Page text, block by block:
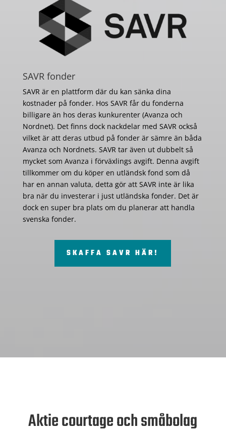
SAVR fonder
SAVR är en plattform där du kan sänka dina
kostnader på fonder. Hos SAVR får du fonderna
billigare än hos deras kunkurenter (Avanza och
Nordnet). Det finns dock nackdelar med SAVR också
vilket är att deras utbud på fonder är sämre än båda
Avanza och Nordnets. SAVR tar även ut dubbelt så
mycket som Avanza i förväxlings avgift. Denna avgift
tillkommer om du köper en utländsk fond som då
har en annan valuta, detta gör att SAVR inte är lika
bra när du investerar i just utländska fonder. Det är
dock en super bra plats om du planerar att handla
svenska fonder.
SKAFFA SAVR HÄR!
Aktie courtage och småbolag